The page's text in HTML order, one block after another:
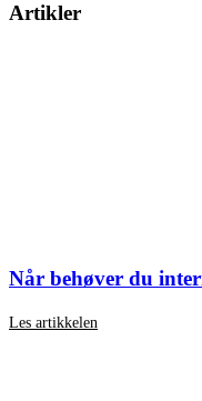
Artikler
Når behøver du
Les artikkelen